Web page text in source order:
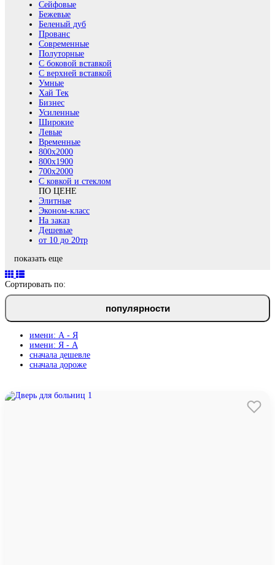
Сейфовые
Бежевые
Беленый дуб
Прованс
Современные
Полуторные
С боковой вставкой
С верхней вставкой
Умные
Хай Тек
Бизнес
Усиленные
Широкие
Левые
Временные
800х2000
800x1900
700x2000
С ковкой и стеклом
ПО ЦЕНЕ
Элитные
Эконом-класс
На заказ
Дешевые
от 10 до 20тр
показать еще
Сортировать по:
популярности
имени: А - Я
имени: Я - А
сначала дешевле
сначала дороже